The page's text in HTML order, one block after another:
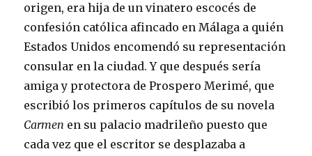
origen, era hija de un vinatero escocés de
confesión católica afincado en Málaga a quién
Estados Unidos encomendó su representación
consular en la ciudad. Y que después sería
amiga y protectora de Prospero Merimé, que
escribió los primeros capítulos de su novela
Carmen en su palacio madrileño puesto que
cada vez que el escritor se desplazaba a